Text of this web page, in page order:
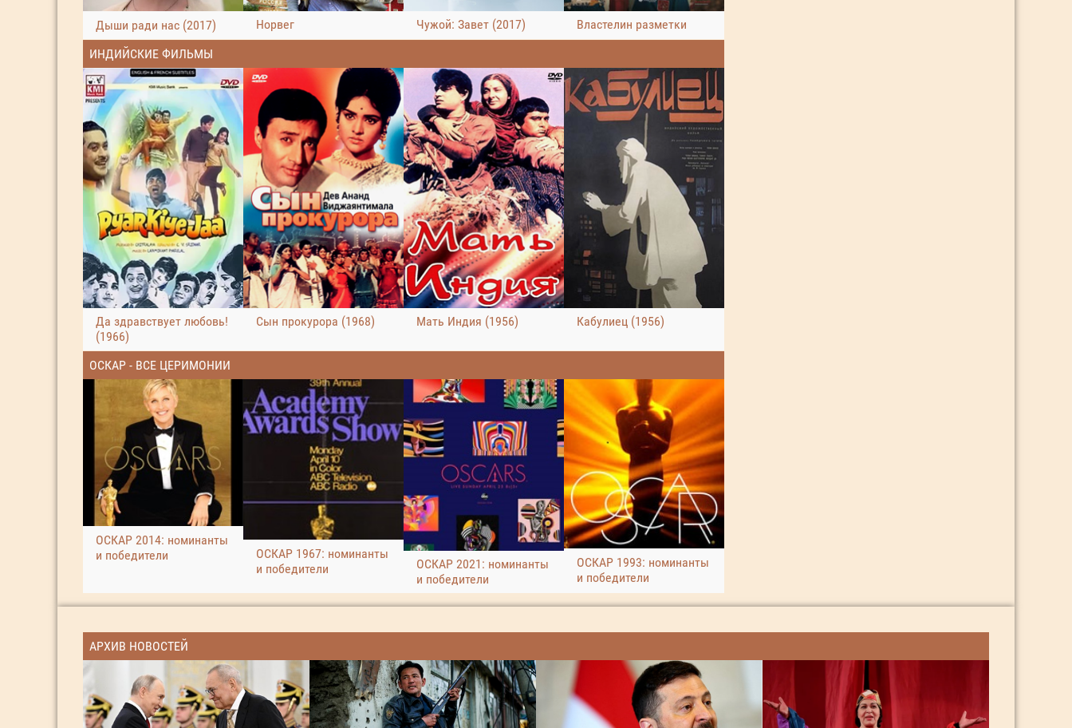
Дыши ради нас (2017) Норвег Чужой: Завет (2017)
Властелин разметки
ИНДИЙСКИЕ ФИЛЬМЫ
Да здравствует любовь!
(1966)
Сын прокурора (1968) Мать Индия (1956) Кабулиец (1956)
ОСКАР - ВСЕ ЦЕРИМОНИИ
ОСКАР 2014: номинанты
и победители
ОСКАР 1967: номинанты
и победители
ОСКАР 2021: номинанты
и победители
ОСКАР 1993: номинанты
и победители
АРХИВ НОВОСТЕЙ